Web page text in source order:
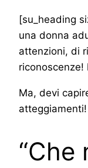
[su_heading
una donna
attenzioni, di
Ma, devi
atteggiamenti!
“Che